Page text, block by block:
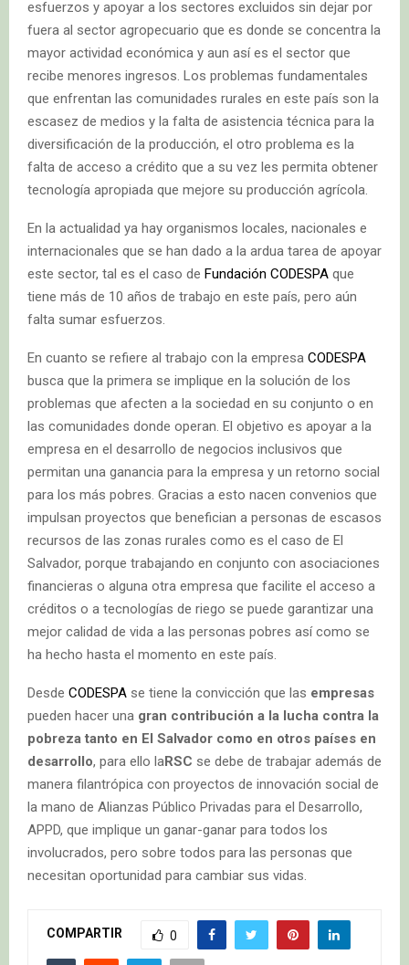
esfuerzos y apoyar a los sectores excluidos sin dejar por
fuera al sector agropecuario que es donde se concentra la
mayor actividad económica y aun así es el sector que
recibe menores ingresos. Los problemas fundamentales
que enfrentan las comunidades rurales en este país son la
escasez de medios y la falta de asistencia técnica para la
diversificación de la producción, el otro problema es la
falta de acceso a crédito que a su vez les permita obtener
tecnología apropiada que mejore su producción agrícola.
En la actualidad ya hay organismos locales, nacionales e
internacionales que se han dado a la ardua tarea de apoyar
este sector, tal es el caso de Fundación CODESPA que
tiene más de 10 años de trabajo en este país, pero aún
falta sumar esfuerzos.
En cuanto se refiere al trabajo con la empresa CODESPA
busca que la primera se implique en la solución de los
problemas que afecten a la sociedad en su conjunto o en
las comunidades donde operan. El objetivo es apoyar a la
empresa en el desarrollo de negocios inclusivos que
permitan una ganancia para la empresa y un retorno social
para los más pobres. Gracias a esto nacen convenios que
impulsan proyectos que benefician a personas de escasos
recursos de las zonas rurales como es el caso de El
Salvador, porque trabajando en conjunto con asociaciones
financieras o alguna otra empresa que facilite el acceso a
créditos o a tecnologías de riego se puede garantizar una
mejor calidad de vida a las personas pobres así como se
ha hecho hasta el momento en este país.
Desde CODESPA se tiene la convicción que las empresas
pueden hacer una gran contribución a la lucha contra la
pobreza tanto en El Salvador como en otros países en
desarrollo, para ello laRSC se debe de trabajar además de
manera filantrópica con proyectos de innovación social de
la mano de Alianzas Público Privadas para el Desarrollo,
APPD, que implique un ganar-ganar para todos los
involucrados, pero sobre todos para las personas que
necesitan oportunidad para cambiar sus vidas.
COMPARTIR 0